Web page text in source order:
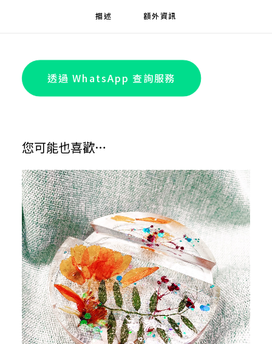
描述 額外資訊
透過 WhatsApp 查詢服務
您可能也喜歡…